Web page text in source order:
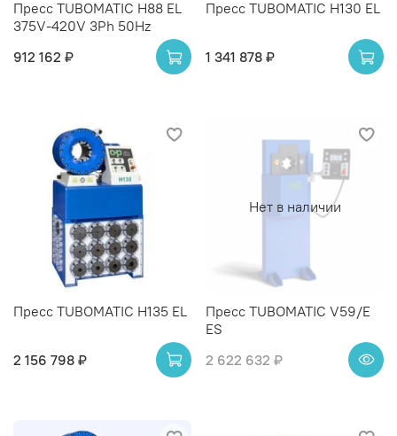
Пресс TUBOMATIC H88 EL
375V-420V 3Ph 50Hz
912 162 ₽
Пресс TUBOMATIC H130 EL
1 341 878 ₽
Пресс TUBOMATIC H135 EL
2 156 798 ₽
Нет в наличии
Пресс TUBOMATIC V59/E
ES
2 622 632 ₽